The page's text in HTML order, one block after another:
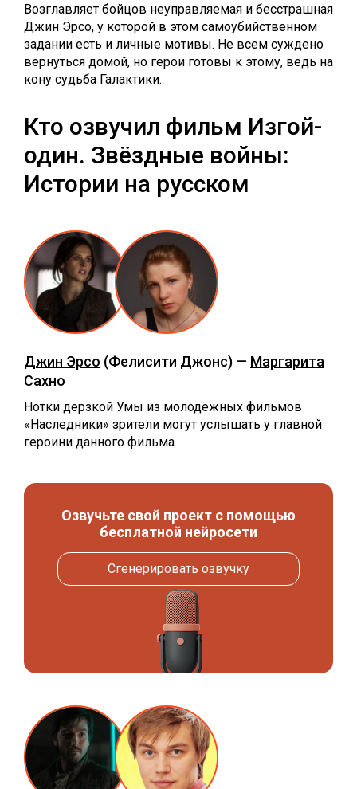
Возглавляет бойцов неуправляемая и бесстрашная
Джин Эрсо, у которой в этом самоубийственном
задании есть и личные мотивы. Не всем суждено
вернуться домой, но герои готовы к этому, ведь на
кону судьба Галактики.
Кто озвучил фильм Изгой-
один. Звёздные войны:
Истории на русском
Джин Эрсо (Фелисити Джонс) — Маргарита
Сахно
Нотки дерзкой Умы из молодёжных фильмов
«‎Наследники» зрители могут услышать у главной
героини данного фильма.
Озвучьте свой проект с помощью
бесплатной нейросети
Сгенерировать озвучку